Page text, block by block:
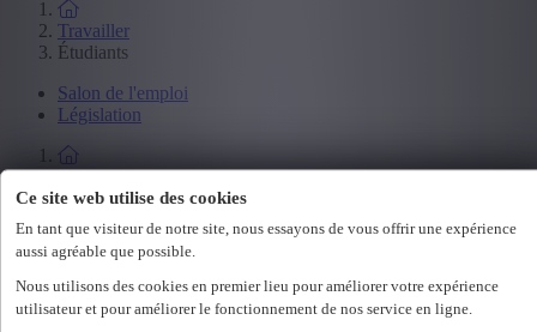
Ce site web utilise des cookies
En tant que visiteur de notre site, nous essayons de vous offrir une expérience
aussi agréable que possible.
Nous utilisons des cookies en premier lieu pour améliorer votre expérience
utilisateur et pour améliorer le fonctionnement de nos service en ligne.
Travailler
Étudiants
Salon de l'emploi
Législation
Employeur
Spécialisations
Office
Technicum
Customer Care
Accounting & Finance